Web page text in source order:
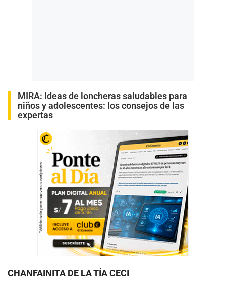
MIRA: Ideas de loncheras saludables para
niños y adolescentes: los consejos de las
expertas
CHANFAINITA DE LA TÍA CECI